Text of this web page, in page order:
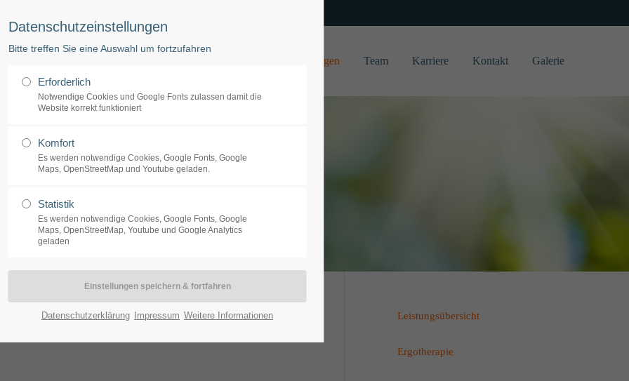
dolor sit amet:
/ 365days
for our customers
8:00am - 5:00pm
+44 1234 567 890
Leistungen Team Karriere Kontakt Galerie
Leistungsübersicht
Ergotherapie
Datenschutzeinstellungen
Bitte treffen Sie eine Auswahl um fortzufahren
Erforderlich
Notwendige Cookies und Google Fonts zulassen damit die
Website korrekt funktioniert
Komfort
Es werden notwendige Cookies, Google Fonts, Google
Maps, OpenStreetMap und Youtube geladen.
Statistik
Es werden notwendige Cookies, Google Fonts, Google
Maps, OpenStreetMap, Youtube und Google Analytics
geladen
Datenschutzerklärung Impressum Weitere Informationen